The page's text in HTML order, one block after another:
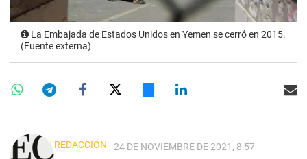
La Embajada de Estados Unidos en Yemen se cerró en 2015.
(Fuente externa)
REDACCIÓN 24 DE NOVIEMBRE DE 2021, 8:57